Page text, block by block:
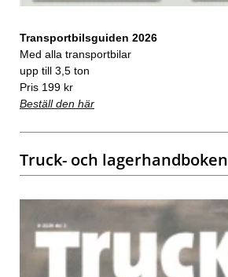
Transportbilsguiden 2026
Med alla transportbilar
upp till 3,5 ton
Pris 199 kr
Beställ den här
Truck- och lagerhandboken